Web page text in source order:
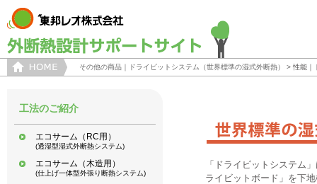
その他の商品｜ドライビットシステム（世界標準の湿式外断熱） > 性能｜
「ドライビットシステム
ライビットボード」を下
工法のご紹介
エコサーム（RC用）
(透湿型湿式外断熱システム)
エコサーム（木造用）
(仕上げ一体型外張り断熱システム)